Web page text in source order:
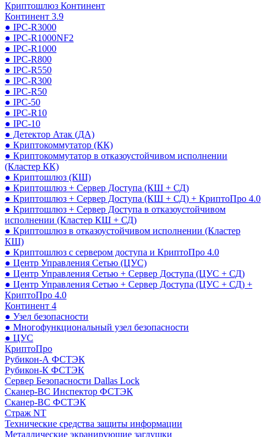
Криптошлюз Континент
Континент 3.9
● IPC-R3000
● IPC-R1000NF2
● IPC-R1000
● IPC-R800
● IPC-R550
● IPC-R300
● IPC-R50
● IPC-50
● IPC-R10
● IPC-10
● Детектор Атак (ДА)
● Криптокоммутатор (КК)
● Криптокоммутатор в отказоустойчивом исполнении
(Кластер КК)
● Криптошлюз (КШ)
● Криптошлюз + Сервер Доступа (КШ + СД)
● Криптошлюз + Сервер Доступа (КШ + СД) + КриптоПро 4.0
● Криптошлюз + Сервер Доступа в отказоустойчивом
исполнении (Кластер КШ + СД)
● Криптошлюз в отказоустойчивом исполнении (Кластер
КШ)
● Криптошлюз с сервером доступа и КриптоПро 4.0
● Центр Управления Сетью (ЦУС)
● Центр Управления Сетью + Сервер Доступа (ЦУС + СД)
● Центр Управления Сетью + Сервер Доступа (ЦУС + СД) +
КриптоПро 4.0
Континент 4
● Узел безопасности
● Многофункциональный узел безопасности
● ЦУС
КриптоПро
Рубикон-А ФСТЭК
Рубикон-К ФСТЭК
Сервер Безопасности Dallas Lock
Сканер-ВС Инспектор ФСТЭК
Сканер-ВС ФСТЭК
Страж NT
Технические средства защиты информации
Металлические экранирующие заглушки